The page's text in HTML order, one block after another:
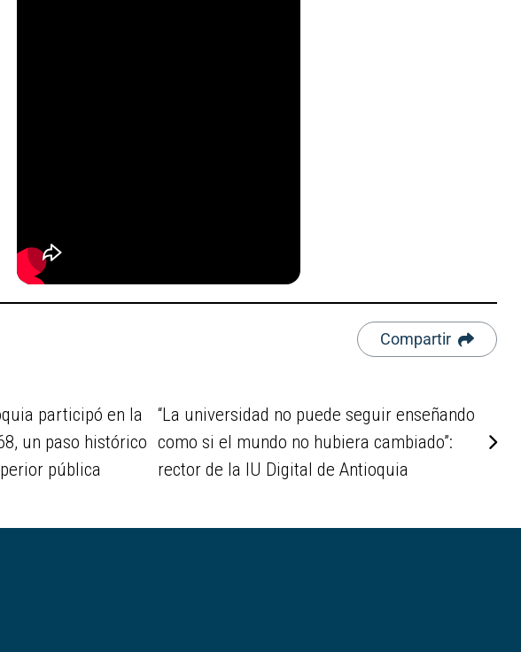
Compartir
participó en la
un paso histórico
pública
“La universidad no puede seguir enseñando
como si el mundo no hubiera cambiado”:
rector de la IU Digital de Antioquia